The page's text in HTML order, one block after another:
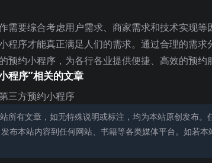
需要综合考虑用户需求、商家需求和技术实现
程序才能真正满足人们的需求。通过合理的需
预约小程序，为各行各业提供便捷、高效的预约
程序”相关的文章
三方预约小程序
所有文章，如无特殊说明或标注，均为本站原创发布
布本站内容到任何网站、书籍等各类媒体平台。如若